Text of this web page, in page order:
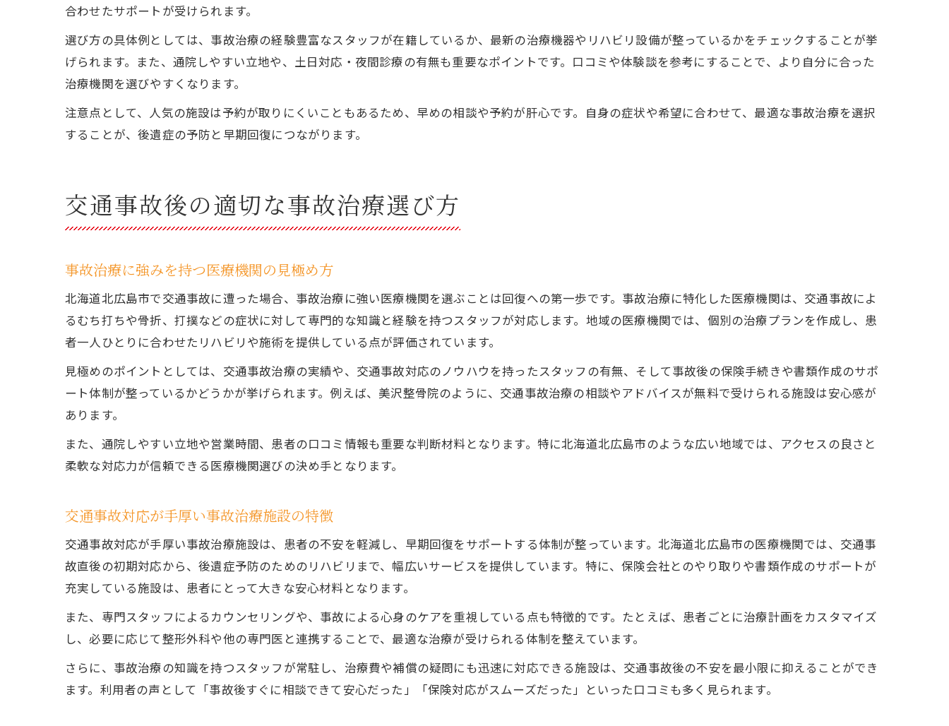
合わせたサポートが受けられます。
選び方の具体例としては、事故治療の経験豊富なスタッフが在籍しているか、最新の治療機器やリハビリ設備が整っているかをチェックすることが挙
げられます。また、通院しやすい立地や、土日対応・夜間診療の有無も重要なポイントです。口コミや体験談を参考にすることで、より自分に合った
治療機関を選びやすくなります。
注意点として、人気の施設は予約が取りにくいこともあるため、早めの相談や予約が肝心です。自身の症状や希望に合わせて、最適な事故治療を選択
することが、後遺症の予防と早期回復につながります。
交通事故後の適切な事故治療選び方
事故治療に強みを持つ医療機関の見極め方
北海道北広島市で交通事故に遭った場合、事故治療に強い医療機関を選ぶことは回復への第一歩です。事故治療に特化した医療機関は、交通事故によ
るむち打ちや骨折、打撲などの症状に対して専門的な知識と経験を持つスタッフが対応します。地域の医療機関では、個別の治療プランを作成し、患
者一人ひとりに合わせたリハビリや施術を提供している点が評価されています。
見極めのポイントとしては、交通事故治療の実績や、交通事故対応のノウハウを持ったスタッフの有無、そして事故後の保険手続きや書類作成のサポ
ート体制が整っているかどうかが挙げられます。例えば、美沢整骨院のように、交通事故治療の相談やアドバイスが無料で受けられる施設は安心感が
あります。
また、通院しやすい立地や営業時間、患者の口コミ情報も重要な判断材料となります。特に北海道北広島市のような広い地域では、アクセスの良さと
柔軟な対応力が信頼できる医療機関選びの決め手となります。
交通事故対応が手厚い事故治療施設の特徴
交通事故対応が手厚い事故治療施設は、患者の不安を軽減し、早期回復をサポートする体制が整っています。北海道北広島市の医療機関では、交通事
故直後の初期対応から、後遺症予防のためのリハビリまで、幅広いサービスを提供しています。特に、保険会社とのやり取りや書類作成のサポートが
充実している施設は、患者にとって大きな安心材料となります。
また、専門スタッフによるカウンセリングや、事故による心身のケアを重視している点も特徴的です。たとえば、患者ごとに治療計画をカスタマイズ
し、必要に応じて整形外科や他の専門医と連携することで、最適な治療が受けられる体制を整えています。
さらに、事故治療の知識を持つスタッフが常駐し、治療費や補償の疑問にも迅速に対応できる施設は、交通事故後の不安を最小限に抑えることができ
ます。利用者の声として「事故後すぐに相談できて安心だった」「保険対応がスムーズだった」といった口コミも多く見られます。